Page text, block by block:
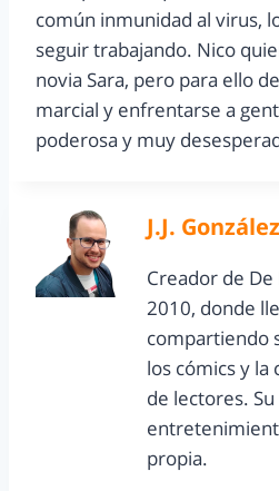
común inmunidad al virus,
seguir trabajando. Nico
novia Sara, pero para ello
marcial y enfrentarse a
poderosa y muy
J.J.
Creador de De
2010, donde
compartiendo
los cómics y
de lectores.
propia.